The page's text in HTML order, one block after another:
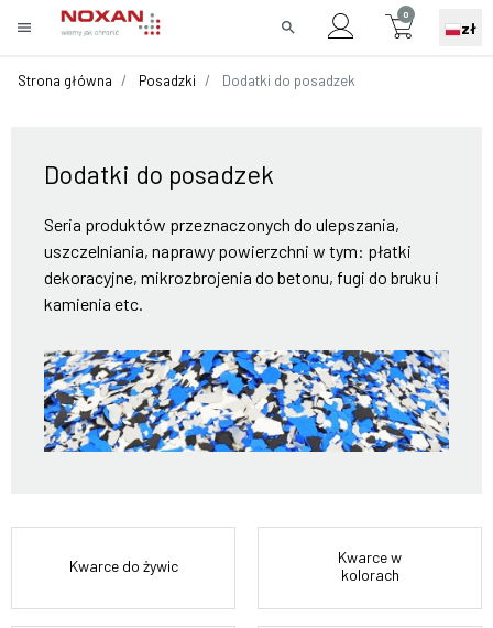
menu search
0
zł
Strona główna Posadzki Dodatki do posadzek
Dodatki do posadzek
Seria produktów przeznaczonych do ulepszania,
uszczelniania, naprawy powierzchni w tym: płatki
dekoracyjne, mikrozbrojenia do betonu, fugi do bruku i
kamienia etc.
Kwarce do żywic
Kwarce w
kolorach